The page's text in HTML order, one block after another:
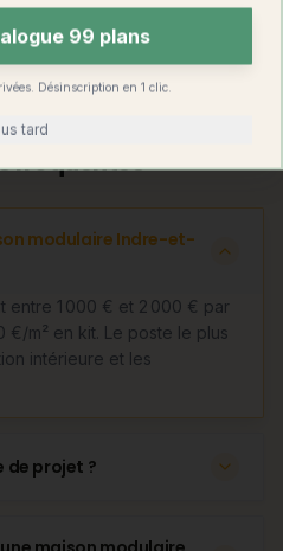
Rare
fréquentes
modulaire Indre-et-
entre 1 000 € et 2 000 € par
€/m² en kit. Le poste le plus
intérieure et les
de projet ?
99 plans
Désinscription en 1 clic.
tard